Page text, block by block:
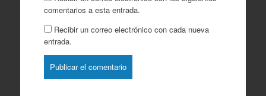
comentarios a esta entrada.
Recibir un correo electrónico con cada nueva
entrada.